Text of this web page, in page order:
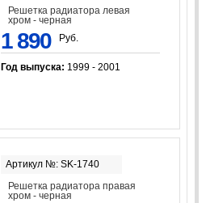
Решетка радиатора левая
хром - черная
1 890 Руб.
Год выпуска: 1999 - 2001
Артикул №: SK-1740
Решетка радиатора правая
хром - черная